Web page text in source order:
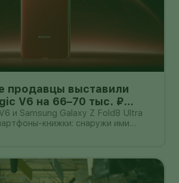
продавцы выставили
V6 на 66–70 тыс. ₽
Z Fold8 Ultra — но
и Samsung Galaxy Z Fold8 Ultra
книжки: снаружи ими